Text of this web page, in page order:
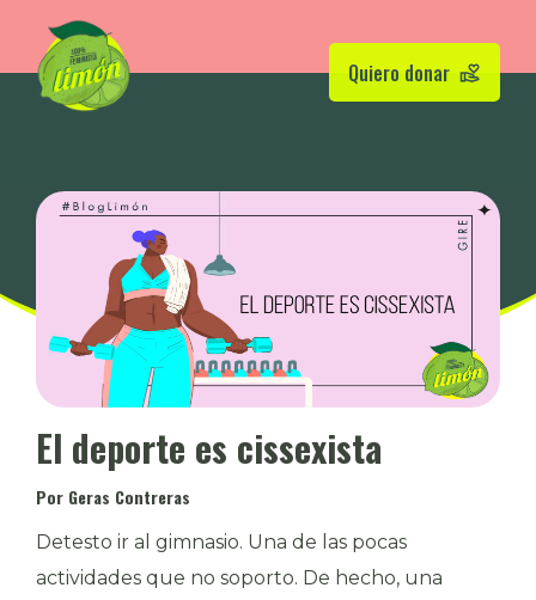
Quiero donar
El deporte es cissexista
Por Geras Contreras
Detesto ir al gimnasio. Una de las pocas
actividades que no soporto. De hecho, una